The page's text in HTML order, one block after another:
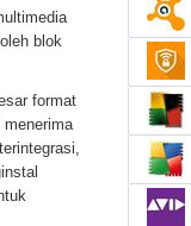
blok
format